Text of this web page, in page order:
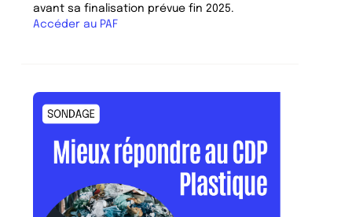
avant sa finalisation prévue fin 2025.
Accéder au PAF